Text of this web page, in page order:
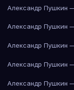
Александр Пушкин
Александр Пушкин
Александр Пушкин
Александр Пушкин
Александр Пушкин